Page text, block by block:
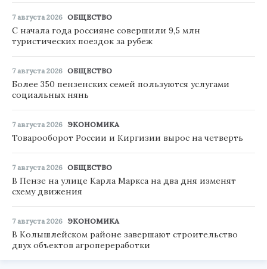
7 августа 2026 ОБЩЕСТВО
С начала года россияне совершили 9,5 млн
туристических поездок за рубеж
7 августа 2026 ОБЩЕСТВО
Более 350 пензенских семей пользуются услугами
социальных нянь
7 августа 2026 ЭКОНОМИКА
Товарооборот России и Киргизии вырос на четверть
7 августа 2026 ОБЩЕСТВО
В Пензе на улице Карла Маркса на два дня изменят
схему движения
7 августа 2026 ЭКОНОМИКА
В Колышлейском районе завершают строительство
двух объектов агропереработки